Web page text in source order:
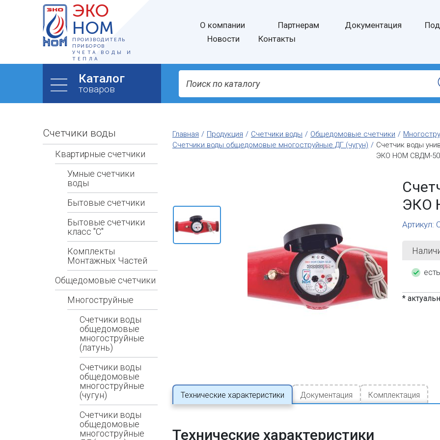
ЭКО
НОМ
ПРОИЗВОДИТЕЛЬ
ПРИБОРОВ
УЧЕТА ВОДЫ И
ТЕПЛА
О компании Партнерам Документация
Новости
Контакты
Каталог
товаров
Счетчики воды
Квартирные счетчики
Умные счетчики
воды
Бытовые счетчики
Бытовые счетчики
класс "С"
Комплекты
Монтажных Частей
Общедомовые счетчики
Многоструйные
Счетчики воды
общедомовые
многоструйные
(латунь)
Счетчики воды
общедомовые
многоструйные
(чугун)
Счетчики воды
общедомовые
многоструйные
Главная Продукция Счетчики воды Общедомовые счетчики
Счетчики воды общедомовые многоструйные ДГ (чугун)
Счетчик воды
ЭКО НОМ СВДМ-
ЭКО
есть
*
Технические характеристики Документация Комплектация
Технические характеристики